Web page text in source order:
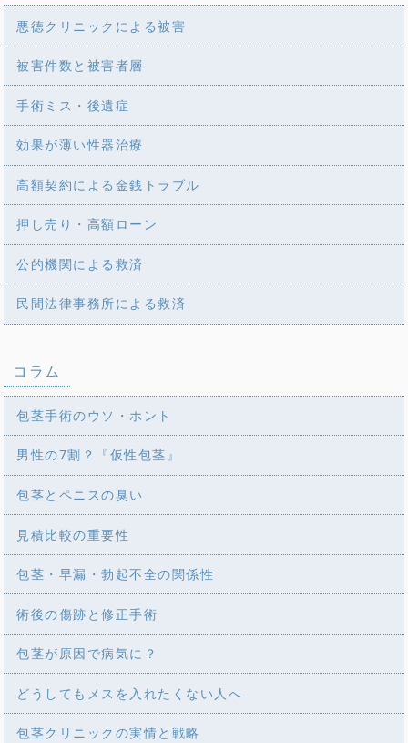
悪徳クリニックによる被害
被害件数と被害者層
手術ミス・後遺症
効果が薄い性器治療
高額契約による金銭トラブル
押し売り・高額ローン
公的機関による救済
民間法律事務所による救済
コラム
包茎手術のウソ・ホント
男性の7割？『仮性包茎』
包茎とペニスの臭い
見積比較の重要性
包茎・早漏・勃起不全の関係性
術後の傷跡と修正手術
包茎が原因で病気に？
どうしてもメスを入れたくない人へ
包茎クリニックの実情と戦略